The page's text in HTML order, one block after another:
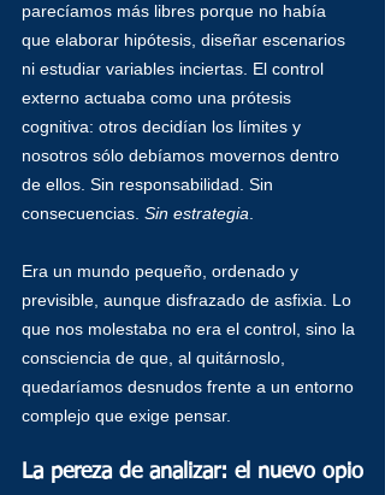
parecíamos más libres porque no había
que elaborar hipótesis, diseñar escenarios
ni estudiar variables inciertas. El control
externo actuaba como una prótesis
cognitiva: otros decidían los límites y
nosotros sólo debíamos movernos dentro
de ellos. Sin responsabilidad. Sin
consecuencias. Sin estrategia
Era un mundo pequeño, ordenado y
previsible, aunque disfrazado de asfixia. Lo
que nos molestaba no era el control, sino la
consciencia de que, al quitárnoslo,
quedaríamos desnudos frente a un entorno
complejo que exige pensar.
La pereza de analizar: el nuevo opio